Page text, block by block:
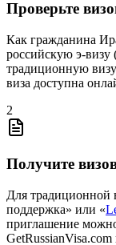
Проверьте
Как гражданина
российскую э-визу
традиционную
виза доступна
2
Получите
Для традиционной
поддержка» или «
приглашение